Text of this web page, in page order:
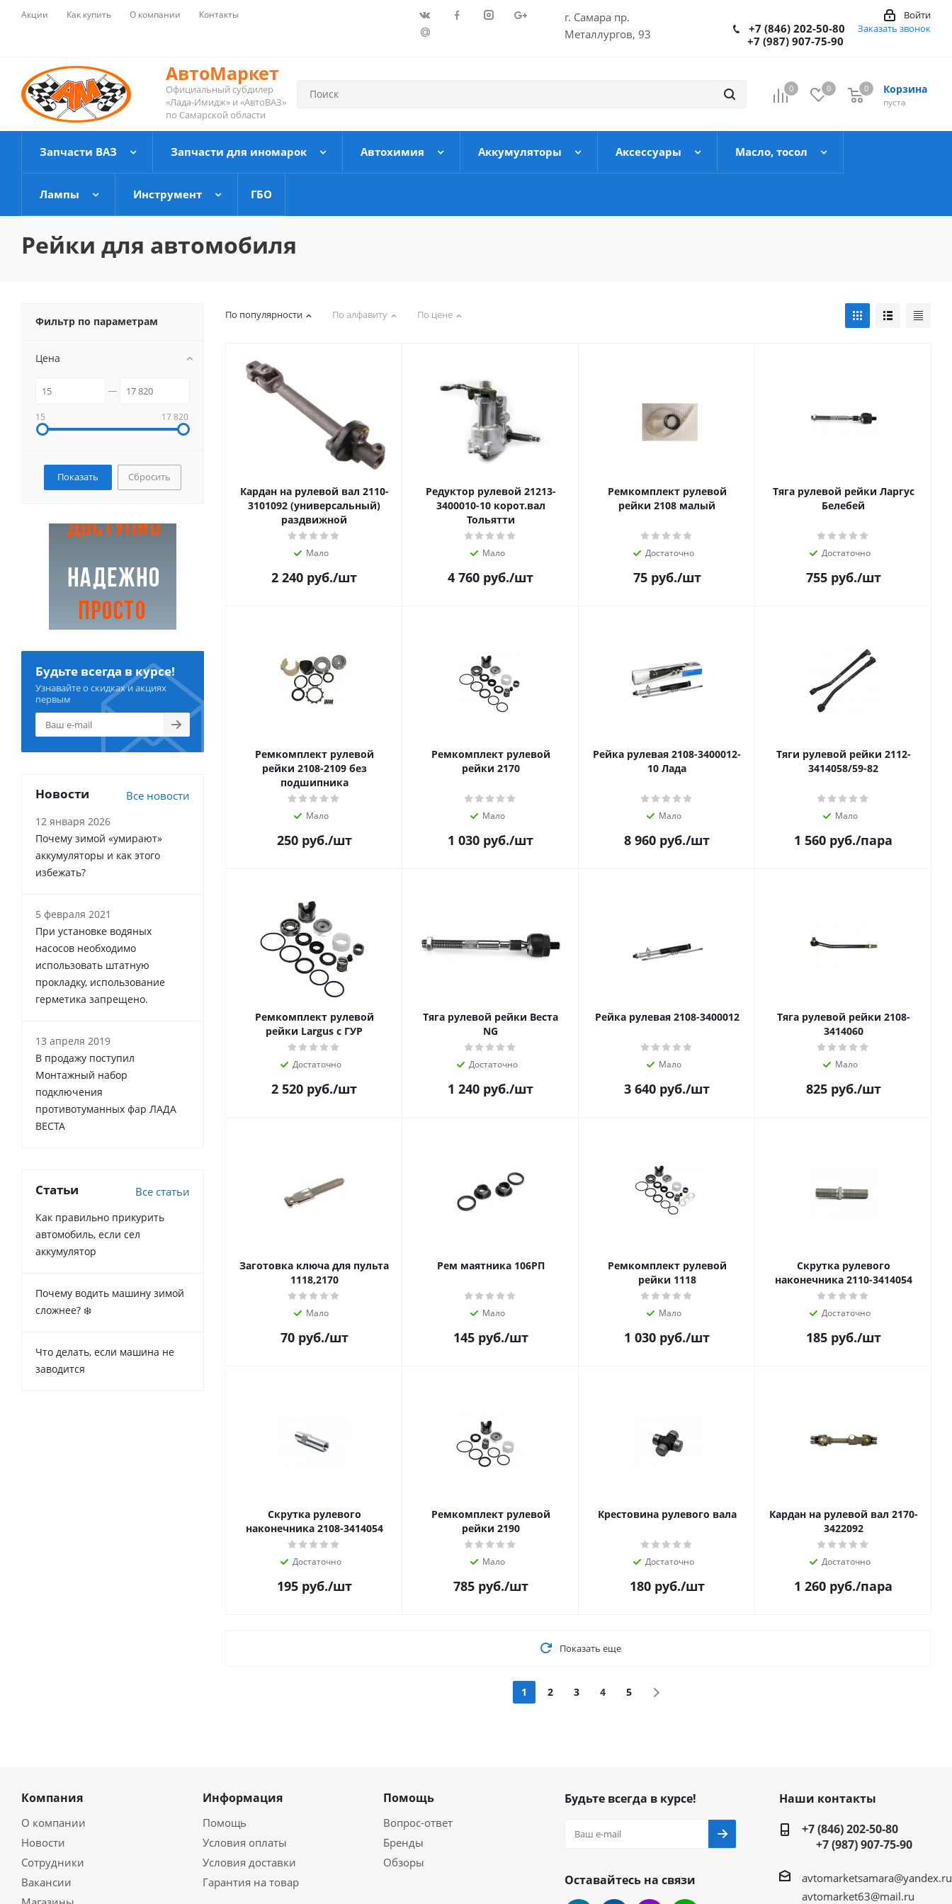
Акции Как купить О компании Контакты
г. Самара пр.
Металлургов, 93
Войти
+7 (846) 202-50-80
+7 (987) 907-75-90
Заказать звонок
АвтоМаркет
Официальный субдилер
«Лада-Имидж» и «АвтоВАЗ»
по Самарской области
0 0 Корзина
пуста
0
Запчасти ВАЗ Запчасти для иномарок Автохимия Аккумуляторы Аксессуары Масло, тосол
Лампы Инструмент ГБО
Рейки для автомобиля
По популярности По алфавиту По цене
Кардан на рулевой вал 2110-
3101092 (универсальный)
раздвижной
Мало
2 240 руб./шт
Редуктор рулевой 21213-
3400010-10 корот.вал
Тольятти
Мало
4 760 руб./шт
Ремкомплект рулевой
рейки 2108 малый
Достаточно
75руб./шт
Тяга рулевой рейки Ларгус
Белебей
Достаточно
755руб./шт
Ремкомплект рулевой
рейки 2108-2109 без
подшипника
Мало
250руб./шт
Ремкомплект рулевой
рейки 2170
Мало
1 030 руб./шт
Рейка рулевая 2108-3400012-
10 Лада
Мало
8 960 руб./шт
Тяги рулевой рейки 2112-
3414058/59-82
Мало
1 560 руб./пара
Ремкомплект рулевой
рейки Largus с ГУР
Достаточно
2 520 руб./шт
Тяга рулевой рейки Веста
NG
Достаточно
1 240 руб./шт
Рейка рулевая 2108-3400012
Мало
3 640 руб./шт
Тяга рулевой рейки 2108-
3414060
Мало
825руб./шт
Заготовка ключа для пульта
1118,2170
Мало
70руб./шт
Рем маятника 106РП
Мало
145руб./шт
Ремкомплект рулевой
рейки 1118
Мало
1 030 руб./шт
Скрутка рулевого
наконечника 2110-3414054
Достаточно
185руб./шт
Скрутка рулевого
наконечника 2108-3414054
Достаточно
195руб./шт
Ремкомплект рулевой
рейки 2190
Мало
785руб./шт
Крестовина рулевого вала
Достаточно
180руб./шт
Кардан на рулевой вал 2170-
3422092
Достаточно
1 260 руб./пара
Показать еще
1 2 3 4 5
Фильтр по параметрам
Цена
15 17 820
Сбросить
Будьте всегда в курсе!
Узнавайте о скидках и акциях
первым
Новости Все новости
12 января 2026
Почему зимой «умирают»
аккумуляторы и как этого
избежать?
5 февраля 2021
При установке водяных
насосов необходимо
использовать штатную
прокладку, использование
герметика запрещено.
13 апреля 2019
В продажу поступил
Монтажный набор
подключения
противотуманных фар ЛАДА
ВЕСТА
Статьи Все статьи
Как правильно прикурить
автомобиль, если сел
аккумулятор
Почему водить машину зимой
сложнее? ❄️
Что делать, если машина не
заводится
Компания
О компании
Новости
Сотрудники
Вакансии
Информация
Помощь
Условия оплаты
Условия доставки
Гарантия на товар
Помощь
Вопрос-ответ
Бренды
Обзоры
Будьте всегда в курсе!
Оставайтесь на связи
Наши контакты
+7 (846) 202-50-80
+7 (987) 907-75-90
avtomarketsamara@yandex.ru
avtomarket63@mail.ru